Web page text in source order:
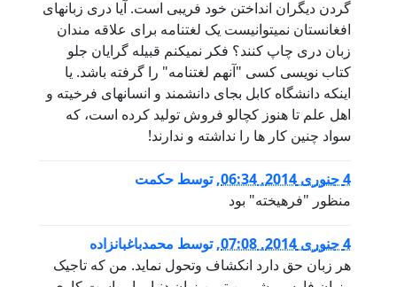
گردن دیگران انداختن خود فریبی است. آیا دری زبانهای
افغانستان نمیتوانیست یک لغتنامه برای علاقه مندان
زبان دری چاپ کنند؟ فکر نمیکنم قبیله گرایان جلو
کتاب نویسی کسی "آنهم لغتنامه" را گرفته باشد. یا
اینکه دانشگاه کابل بجای دانشمند و انسانهای فرخیته و
اهل علم تا هنوز کچالو فروش تولید کرده است، که
سواد چنین کار ها را نداشته و ندارند!
4 جنوری 2014, 06:34 ,توسط حکمت
منظور "فرهیخته" بود
4 جنوری 2014, 07:08 ,توسط محمدباغبانزاده
هر زبان حق دارد انکشاف وتحول نماید. من که تاجیک